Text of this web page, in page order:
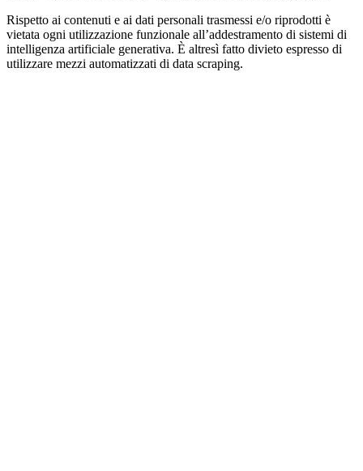
Rispetto ai contenuti e ai dati personali trasmessi e/o riprodotti è
vietata ogni utilizzazione funzionale all’addestramento di sistemi di
intelligenza artificiale generativa. È altresì fatto divieto espresso di
utilizzare mezzi automatizzati di data scraping.